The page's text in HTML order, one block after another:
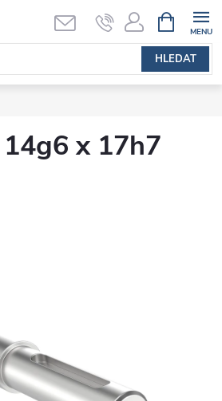
HLEDAT
NÁKUPNÍ
KOŠÍK
x 17h7